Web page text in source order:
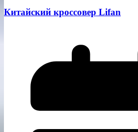
Китайский кроссовер Lifan